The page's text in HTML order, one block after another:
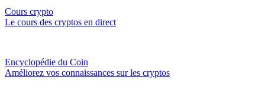
Cours crypto
Le cours des cryptos en direct
Encyclopédie du Coin
Améliorez vos connaissances sur les cryptos